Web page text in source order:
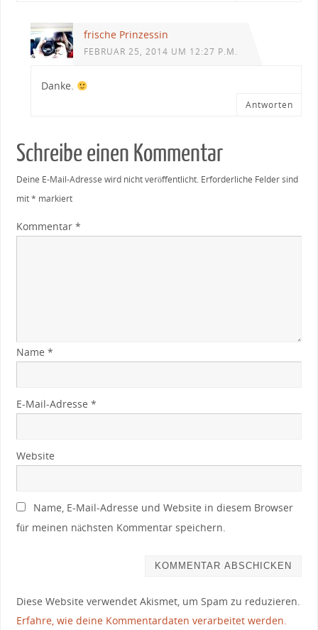
frische Prinzessin
FEBRUAR 25, 2014 UM 12:27 P.M.
Danke.
Antworten
Schreibe einen Kommentar
Deine E-Mail-Adresse wird nicht veröffentlicht. Erforderliche Felder sind
mit* markiert
Kommentar *
Name *
E-Mail-Adresse *
Website
Name, E-Mail-Adresse und Website in diesem Browser
für meinen nächsten Kommentar speichern.
Diese Website verwendet Akismet, um Spam zu reduzieren.
Erfahre, wie deine Kommentardaten verarbeitet werden.